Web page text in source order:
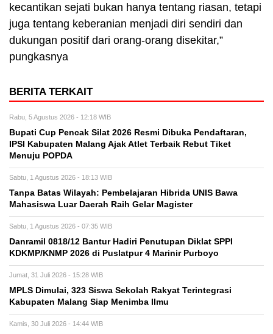
kecantikan sejati bukan hanya tentang riasan, tetapi
juga tentang keberanian menjadi diri sendiri dan
dukungan positif dari orang-orang disekitar,”
pungkasnya
BERITA TERKAIT
Rabu, 5 Agustus 2026 - 12:18 WIB
Bupati Cup Pencak Silat 2026 Resmi Dibuka Pendaftaran,
IPSI Kabupaten Malang Ajak Atlet Terbaik Rebut Tiket
Menuju POPDA
Sabtu, 1 Agustus 2026 - 18:13 WIB
Tanpa Batas Wilayah: Pembelajaran Hibrida UNIS Bawa
Mahasiswa Luar Daerah Raih Gelar Magister
Sabtu, 1 Agustus 2026 - 07:35 WIB
Danramil 0818/12 Bantur Hadiri Penutupan Diklat SPPI
KDKMP/KNMP 2026 di Puslatpur 4 Marinir Purboyo
Jumat, 31 Juli 2026 - 15:28 WIB
MPLS Dimulai, 323 Siswa Sekolah Rakyat Terintegrasi
Kabupaten Malang Siap Menimba Ilmu
Kamis, 30 Juli 2026 - 14:44 WIB